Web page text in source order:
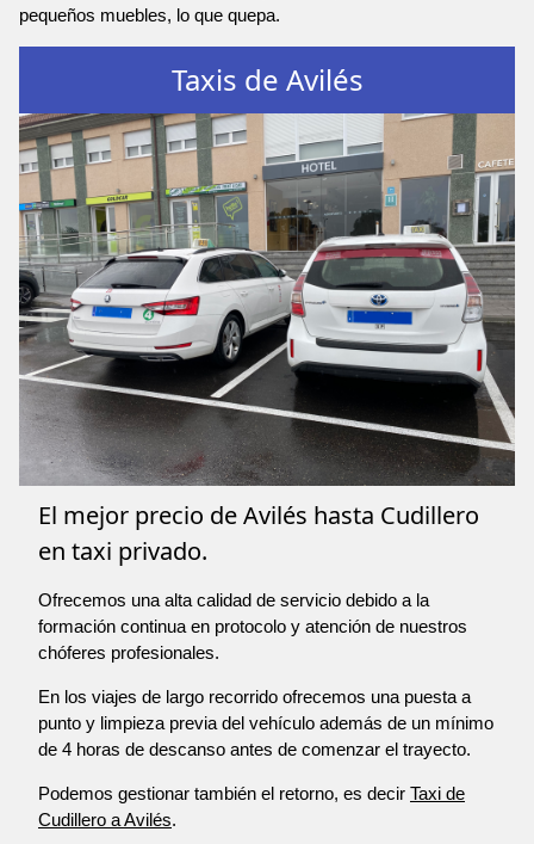
pequeños muebles, lo que quepa.
Taxis de Avilés
El mejor precio de Avilés hasta Cudillero
en taxi privado.
Ofrecemos una alta calidad de servicio debido a la
formación continua en protocolo y atención de nuestros
chóferes profesionales.
En los viajes de largo recorrido ofrecemos una puesta a
punto y limpieza previa del vehículo además de un mínimo
de 4 horas de descanso antes de comenzar el trayecto.
Podemos gestionar también el retorno, es decir Taxi de
Cudillero a Avilés.